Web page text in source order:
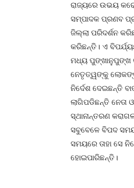
ରାଜ୍ୟରେ ଉଭୟ
ସମ୍ପାଦକ ପ୍ରଣବ
ଜିଲ୍ଲା ପରିଦର୍ଶନ
କରିଛନ୍ତି। ଏ
ମଧ୍ୟ ପୁଙ୍ଖାନୁପୁଙ୍ଖ
ନେତୃତ୍ୱଙ୍କୁ ଲୋକଙ୍କ
ନିର୍ଦେଶ ଦେଇଛନ୍ତି
ଲାଗିପଡିଛନ୍ତି ନେତା
ସ୍ଥାନାନ୍ତରଣ
ସବୁବେଳେ ବିପଦ
ସମୟରେ ତାହା ସେ
ହୋଇପାରିଛନ୍ତି।